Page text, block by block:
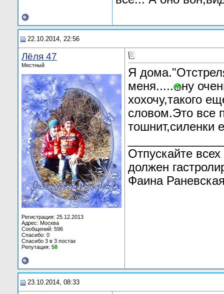
22.10.2014, 22:56
Лёля 47
Местный
Регистрация: 25.12.2013
Адрес: Москва
Сообщений: 596
Спасибо: 0
Спасибо 3 в 3 постах
Репутация: 58
Я
меня.....
ну
хохочу,такого
словом.Это все
тошнит,силенки
Отпускайте
должен
Фаина
23.10.2014, 08:33